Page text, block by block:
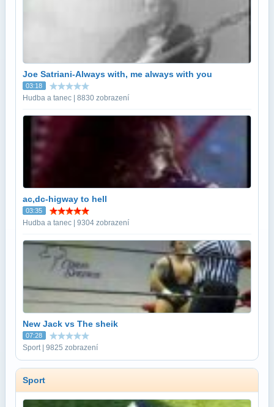
Joe Satriani-Always with, me always with you
03:18
Hudba a tanec | 8830 zobrazení
ac,dc-higway to hell
03:35
Hudba a tanec | 9304 zobrazení
New Jack vs The sheik
07:28
Sport | 9825 zobrazení
Sport